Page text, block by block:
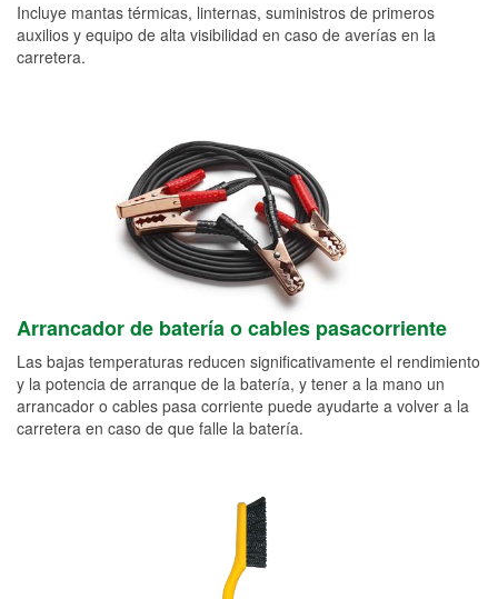
Incluye mantas térmicas, linternas, suministros de primeros
auxilios y equipo de alta visibilidad en caso de averías en la
carretera.
Arrancador de batería o cables pasacorriente
Las bajas temperaturas reducen significativamente el rendimiento
y la potencia de arranque de la batería, y tener a la mano un
arrancador o cables pasa corriente puede ayudarte a volver a la
carretera en caso de que falle la batería.